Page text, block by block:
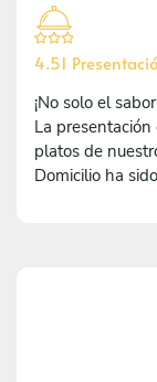
4.51
¡No solo el
La presentación
platos de
Domicilio ha